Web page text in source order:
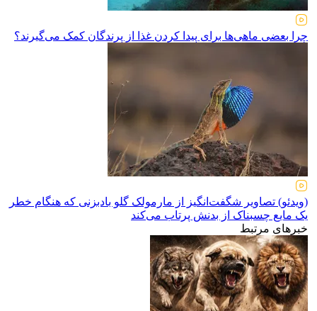
چرا بعضی ماهی‌ها برای پیدا کردن غذا از پرندگان کمک می‌گیرند؟
(ویدئو) تصاویر شگفت‌انگیز از مارمولک گلو بادبزنی که هنگام خطر
یک مایع چسبناک از بدنش پرتاب می‌کند
خبرهای مرتبط